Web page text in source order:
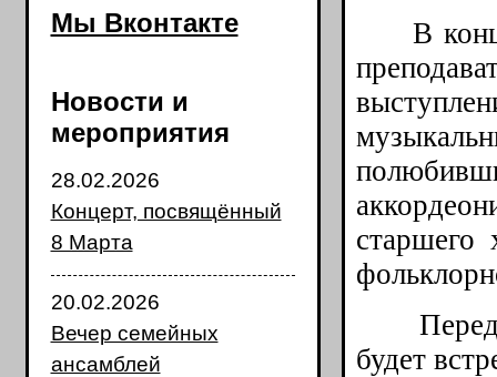
Мы Вконтакте
Новости и
мероприятия
28.02.2026
Концерт, посвящённый
8 Марта
20.02.2026
Вечер семейных
ансамблей
В
старшего
Перед
будет